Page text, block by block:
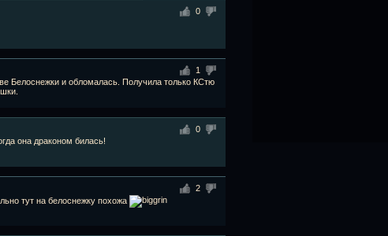
0
1
Белоснежки и обломалась. Получила только КСтю
0
она драконом билась!
2
тут на белоснежку похожа